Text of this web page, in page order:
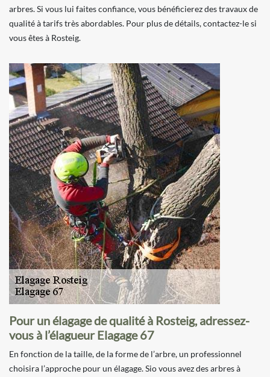
arbres. Si vous lui faites confiance, vous bénéficierez des travaux de
qualité à tarifs très abordables. Pour plus de détails, contactez-le si
vous êtes à Rosteig.
Pour un élagage de qualité à Rosteig, adressez-
vous à l’élagueur Elagage 67
En fonction de la taille, de la forme de l’arbre, un professionnel
choisira l’approche pour un élagage. Sio vous avez des arbres à